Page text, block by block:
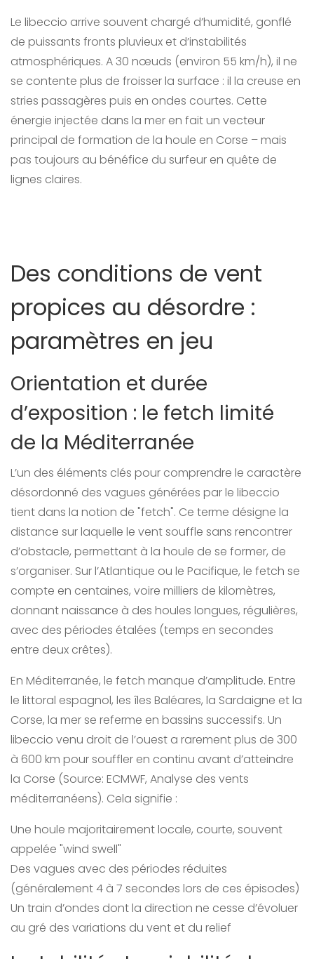
Le libeccio arrive souvent chargé d’humidité, gonflé
de puissants fronts pluvieux et d’instabilités
atmosphériques. A 30 nœuds (environ 55 km/h), il ne
se contente plus de froisser la surface : il la creuse en
stries passagères puis en ondes courtes. Cette
énergie injectée dans la mer en fait un vecteur
principal de formation de la houle en Corse – mais
pas toujours au bénéfice du surfeur en quête de
lignes claires.
Des conditions de vent
propices au désordre :
paramètres en jeu
Orientation et durée
d’exposition : le fetch limité
de la Méditerranée
L’un des éléments clés pour comprendre le caractère
désordonné des vagues générées par le libeccio
tient dans la notion de "fetch". Ce terme désigne la
distance sur laquelle le vent souffle sans rencontrer
d’obstacle, permettant à la houle de se former, de
s’organiser. Sur l’Atlantique ou le Pacifique, le fetch se
compte en centaines, voire milliers de kilomètres,
donnant naissance à des houles longues, régulières,
avec des périodes étalées (temps en secondes
entre deux crêtes).
En Méditerranée, le fetch manque d’amplitude. Entre
le littoral espagnol, les îles Baléares, la Sardaigne et la
Corse, la mer se referme en bassins successifs. Un
libeccio venu droit de l’ouest a rarement plus de 300
à 600 km pour souffler en continu avant d’atteindre
la Corse (Source: ECMWF, Analyse des vents
méditerranéens). Cela signifie :
Une houle majoritairement locale, courte, souvent
appelée "wind swell"
Des vagues avec des périodes réduites
(généralement 4 à 7 secondes lors de ces épisodes)
Un train d’ondes dont la direction ne cesse d’évoluer
au gré des variations du vent et du relief